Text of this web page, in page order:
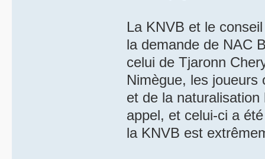
La KNVB et le
la demande de NAC
celui de Tjaronn
Nimègue, les
et de la
appel, et celui-ci a
la KNVB est